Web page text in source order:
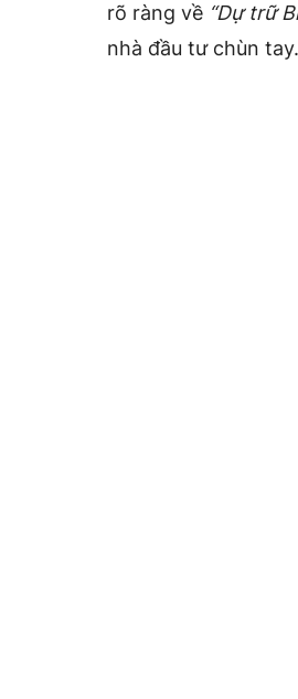
rõ ràng về “Dự trữ
nhà đầu tư chùn tay.